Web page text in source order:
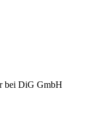
bei DiG GmbH